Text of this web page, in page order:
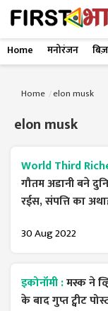
Home मनोरंजन
Home elon musk
elon musk
World Third
गौतम अडानी बने
रईस, संपत्ति का
30 Aug 2022
इकोनॉमी :मस्क ने
के बाद गुप्त ट्वीट